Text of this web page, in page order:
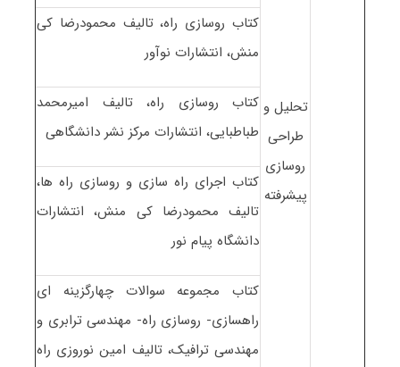
تحلیل و
طراحی
روسازی
پیشرفته
کتاب روسازی راه، تالیف محمودرضا کی
منش، انتشارات نوآور
کتاب روسازی راه، تالیف امیرمحمد
طباطبایی، انتشارات مرکز نشر دانشگاهی
کتاب اجرای راه سازی و روسازی راه ها،
تالیف محمودرضا کی منش، انتشارات
دانشگاه پیام نور
کتاب مجموعه سوالات چهارگزینه ای
راهسازی- روسازی راه- مهندسی ترابری و
مهندسی ترافیک، تالیف امین نوروزی راه